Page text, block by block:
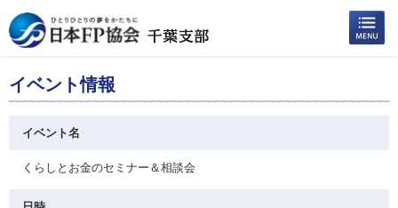
イベント情報
イベント名
くらしとお金のセミナー＆相談会